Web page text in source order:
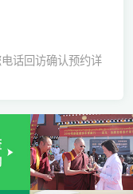
话回访确认预约详